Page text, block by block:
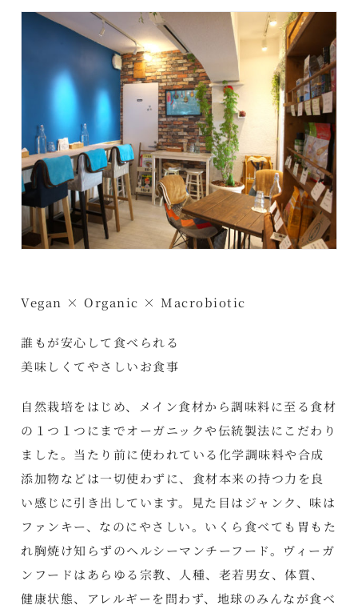
Vegan × Organic × Macrobiotic
誰もが安心して食べられる
美味しくてやさしいお食事
自然栽培をはじめ、メイン食材から調味料に至る食材
の１つ１つにまでオーガニックや伝統製法にこだわり
ました。当たり前に使われている化学調味料や合成
添加物などは一切使わずに、食材本来の持つ力を良
い感じに引き出しています。見た目はジャンク、味は
ファンキー、なのにやさしい。いくら食べても胃もた
れ胸焼け知らずのヘルシーマンチーフード。ヴィーガ
ンフードはあらゆる宗教、人種、老若男女、体質、
健康状態、アレルギーを問わず、地球のみんなが食べ